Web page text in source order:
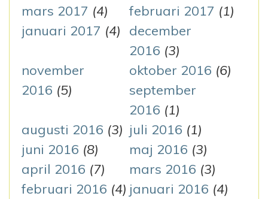
mars 2017 (4) februari 2017 (1)
januari 2017 (4)
december
2016 (3)
november
2016 (5)
oktober 2016 (6)
september
2016 (1)
augusti 2016 (3) juli 2016 (1)
juni 2016 (8) maj 2016 (3)
april 2016 (7) mars 2016 (3)
februari 2016 (4) januari 2016 (4)